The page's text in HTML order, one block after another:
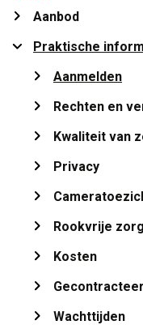
Aanbod
Praktische
Aanmelden
Rechten en
Kwaliteit van
Privacy
Rookvrije zorg
Kosten
Wachttijden